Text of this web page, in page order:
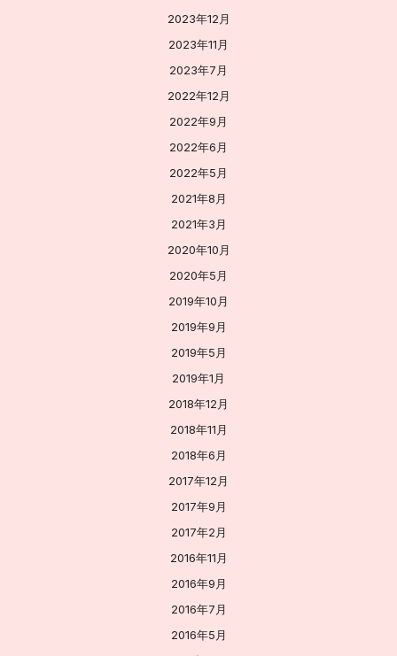
2023年12月
2023年11月
2023年7月
2022年12月
2022年9月
2022年6月
2022年5月
2021年8月
2021年3月
2020年10月
2020年5月
2019年10月
2019年9月
2019年5月
2019年1月
2018年12月
2018年11月
2018年6月
2017年12月
2017年9月
2017年2月
2016年11月
2016年9月
2016年7月
2016年5月